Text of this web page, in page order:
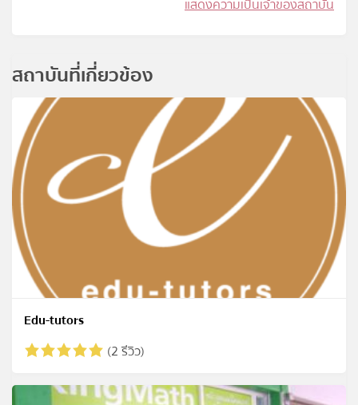
แสดงความเป็นเจ้าของสถาบัน
สถาบันที่เกี่ยวข้อง
Edu-tutors
(2 รีวิว)